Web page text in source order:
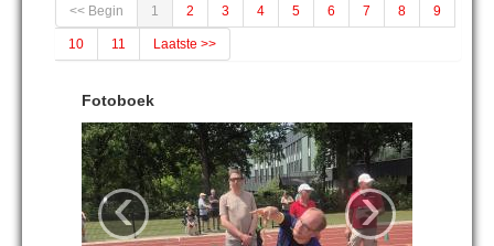
<< Begin 1 2 3 4 5 6 7 8 9
10 11 Laatste >>
Fotoboek
‹ ›